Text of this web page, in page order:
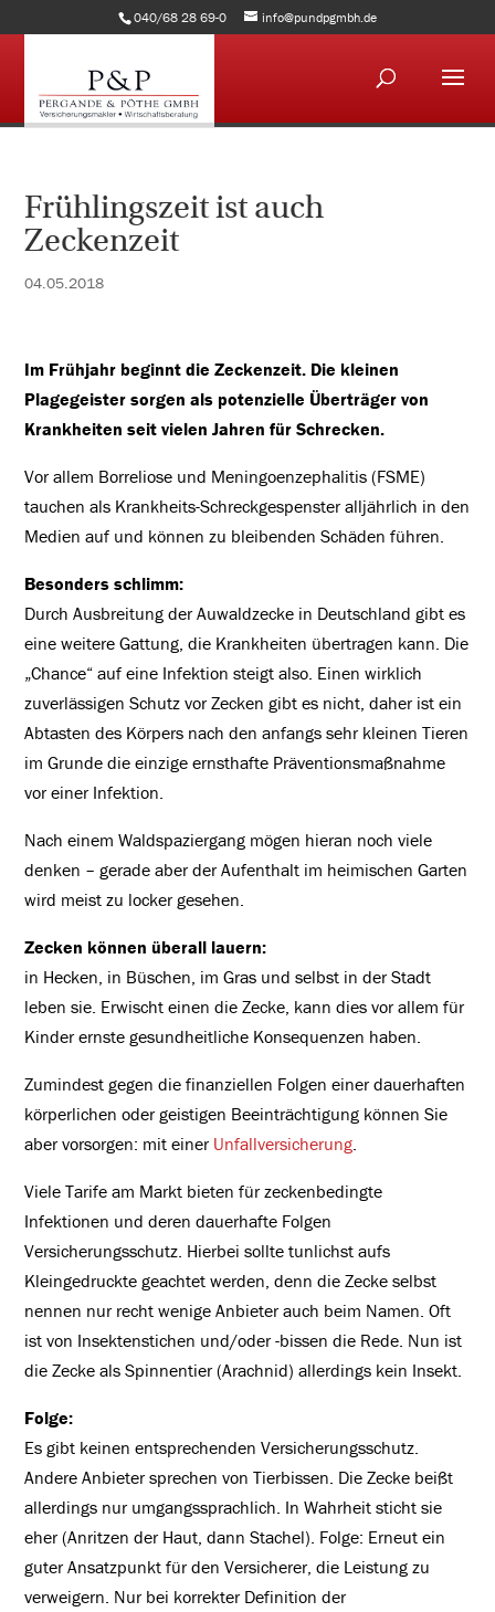
040/68 28 69-0 info@pundpgmbh.de
Frühlingszeit ist auch
Zeckenzeit
04.05.2018
Im Frühjahr beginnt die Zeckenzeit. Die kleinen
Plagegeister sorgen als potenzielle Überträger von
Krankheiten seit vielen Jahren für Schrecken.
Vor allem Borreliose und Meningoenzephalitis (FSME)
tauchen als Krankheits-Schreckgespenster alljährlich in den
Medien auf und können zu bleibenden Schäden führen.
Besonders schlimm:
Durch Ausbreitung der Auwaldzecke in Deutschland gibt es
eine weitere Gattung, die Krankheiten übertragen kann. Die
„Chance“ auf eine Infektion steigt also. Einen wirklich
zuverlässigen Schutz vor Zecken gibt es nicht, daher ist ein
Abtasten des Körpers nach den anfangs sehr kleinen Tieren
im Grunde die einzige ernsthafte Präventionsmaßnahme
vor einer Infektion.
Nach einem Waldspaziergang mögen hieran noch viele
denken – gerade aber der Aufenthalt im heimischen Garten
wird meist zu locker gesehen.
Zecken können überall lauern:
in Hecken, in Büschen, im Gras und selbst in der Stadt
leben sie. Erwischt einen die Zecke, kann dies vor allem für
Kinder ernste gesundheitliche Konsequenzen haben.
Zumindest gegen die finanziellen Folgen einer dauerhaften
körperlichen oder geistigen Beeinträchtigung können Sie
aber vorsorgen: mit einer Unfallversicherung.
Viele Tarife am Markt bieten für zeckenbedingte
Infektionen und deren dauerhafte Folgen
Versicherungsschutz. Hierbei sollte tunlichst aufs
Kleingedruckte geachtet werden, denn die Zecke selbst
nennen nur recht wenige Anbieter auch beim Namen. Oft
ist von Insektenstichen und/oder -bissen die Rede. Nun ist
die Zecke als Spinnentier (Arachnid) allerdings kein Insekt.
Folge:
Es gibt keinen entsprechenden Versicherungsschutz.
Andere Anbieter sprechen von Tierbissen. Die Zecke beißt
allerdings nur umgangssprachlich. In Wahrheit sticht sie
eher (Anritzen der Haut, dann Stachel). Folge: Erneut ein
guter Ansatzpunkt für den Versicherer, die Leistung zu
verweigern. Nur bei korrekter Definition der